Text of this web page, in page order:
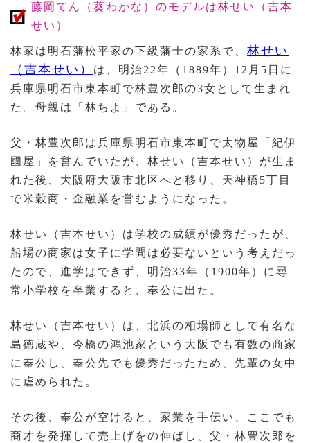
藤岡てん（葵わかな）のモデルは林せい（吉本
せい）
林家は明石藩松平家の下級藩士の家系で、 林せい
（吉本せい）
は、明治22年（1889年）12月5日に
兵庫県明石市東本町で林豊次郎の3女として生まれ
た。母親は「林ちよ」である。
父・林豊次郎は兵庫県明石市東本町で太物屋「紀伊
國屋」を営んでいたが、林せい（吉本せい）が生ま
れた後、大阪府大阪市北区へと移り、天神橋5丁目
で米穀商・金融業を営むようになった。
林せい（吉本せい）は学校の成績が優秀だったが、
船場の商家は女子に学問は必要ないという考えだっ
たので、進学はできず、明治33年（1900年）に尋
常小学校を卒業すると、奉公に出た。
林せい（吉本せい）は、北浜の相場師として有名な
島徳蔵や、今橋の鴻池家という大阪でも有数の商家
に奉公し、奉公先でも優秀だったため、先輩の女中
に虐められた。
その後、奉公が空けると、家業を手伝い、ここでも
商才を発揮して売上げをの伸ばし、父・林豊次郎を